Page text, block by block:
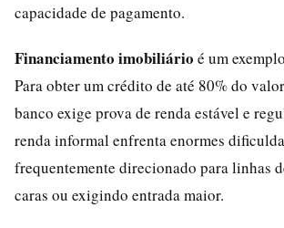
capacidade de pagamento.
Financiamento imobiliário é um
Para obter um crédito de até 80% do
banco exige prova de renda estável e
renda informal enfrenta enormes
frequentemente direcionado para linhas
caras ou exigindo entrada maior.